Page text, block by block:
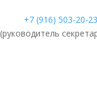
+7 (916) 503-20-23
(руководитель